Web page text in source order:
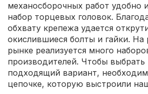
механосборочных работ удобно
набор торцевых головок.
обхвату крепежа удается
окислившиеся болты и гайки. На
рынке реализуется много
производителей. Чтобы выбрать
подходящий вариант,
цепочке, которую выстроили